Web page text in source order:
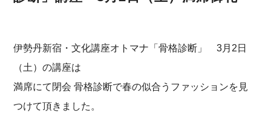
伊勢丹新宿・文化講座オトマナ「骨格診断」 3月2日
（土）の講座は
満席にて閉会 骨格診断で春の似合うファッションを見
つけて頂きました。